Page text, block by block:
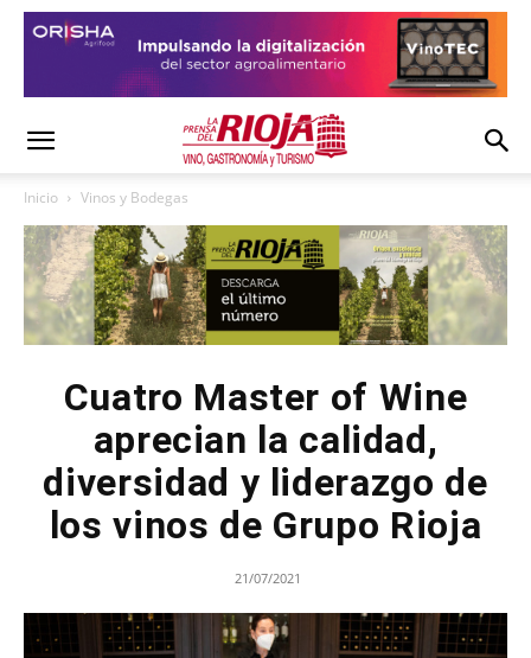
Inicio Vinos y Bodegas
Cuatro Master of Wine
aprecian la calidad,
diversidad y liderazgo de
los vinos de Grupo Rioja
21/07/2021